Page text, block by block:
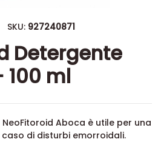
SKU: 927240871
Detergente
ml
Aboca è utile per una